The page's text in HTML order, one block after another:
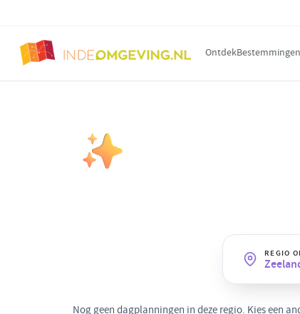
OntdekBestemmingen
REGIO
Nog geen dagplanningen in deze regio. Kies een